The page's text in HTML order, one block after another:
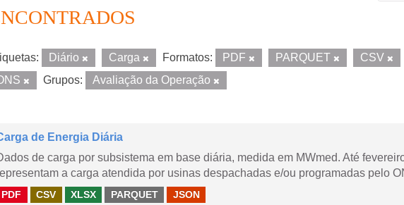
Diário Carga Formatos: PDF PARQUET CSV
Grupos: Avaliação da Operação
de Energia Diária
de carga por subsistema em base diária, medida em MWmed. Até
a carga atendida por usinas despachadas e/ou programadas pelo
PDF CSV XLSX PARQUET JSON